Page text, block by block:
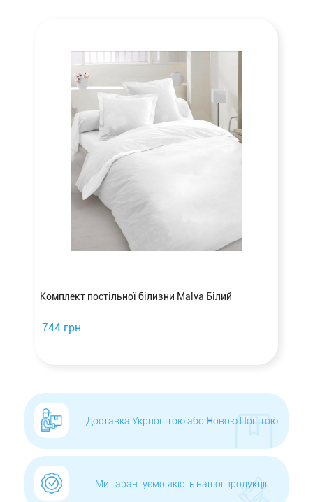
Комплект постільної білизни Malva Білий
744 грн
Доставка Укрпоштою або Новою Поштою
Ми гарантуємо якість нашої продукції!